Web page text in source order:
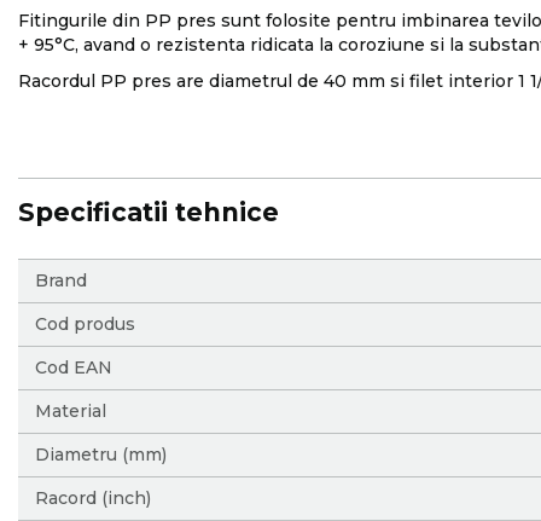
Fitingurile din PP pres sunt folosite pentru imbinarea
+ 95°C, avand o rezistenta ridicata la coroziune si la
Racordul PP pres are diametrul de 40 mm si filet interior 1
Specificatii tehnice
More
Information
Brand
Cod produs
Cod EAN
Material
Diametru (mm)
Racord (inch)